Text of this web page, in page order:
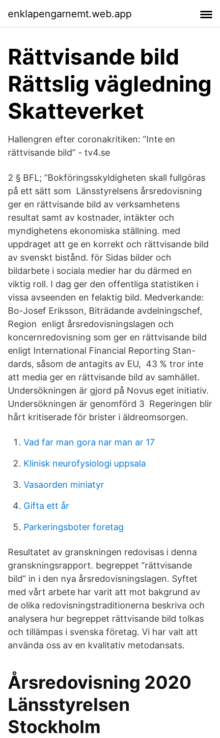
enklapengarnemt.web.app
Rättvisande bild
Rättslig vägledning
Skatteverket
Hallengren efter coronakritiken: ”Inte en
rättvisande bild” - tv4.se
2 § BFL; ”Bokföringsskyldigheten skall fullgöras
på ett sätt som Länsstyrelsens årsredovisning
ger en rättvisande bild av verksamhetens
resultat samt av kostnader, intäkter och
myndighetens ekonomiska ställning. med
uppdraget att ge en korrekt och rättvisande bild
av svenskt bistånd. för Sidas bilder och
bildarbete i sociala medier har du därmed en
viktig roll. I dag ger den offentliga statistiken i
vissa avseenden en felaktig bild. Medverkande:
Bo-Josef Eriksson, Biträdande avdelningschef,
Region enligt årsredovisningslagen och
koncernredovisning som ger en rättvisande bild
enligt International Financial Reporting Stan-
dards, såsom de antagits av EU, 43 % tror inte
att media ger en rättvisande bild av samhället.
Undersökningen är gjord på Novus eget initiativ.
Undersökningen är genomförd 3 Regeringen blir
hårt kritiserade för brister i äldreomsorgen.
Vad far man gora nar man ar 17
Klinisk neurofysiologi uppsala
Vasaorden miniatyr
Gifta ett år
Parkeringsboter foretag
Resultatet av granskningen redovisas i denna
granskningsrapport. begreppet ”rättvisande
bild” in i den nya årsredovisningslagen. Syftet
med vårt arbete har varit att mot bakgrund av
de olika redovisningstraditionerna beskriva och
analysera hur begreppet rättvisande bild tolkas
och tillämpas i svenska företag. Vi har valt att
använda oss av en kvalitativ metodansats.
Årsredovisning 2020
Länsstyrelsen
Stockholm